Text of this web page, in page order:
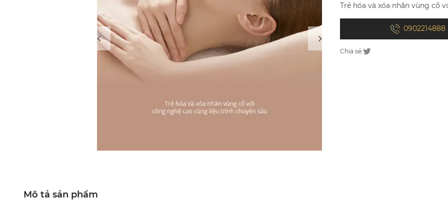
Trẻ hóa và xóa nhăn vùng cổ
0902214888
Chia sẻ:
Mô tả sản phẩm